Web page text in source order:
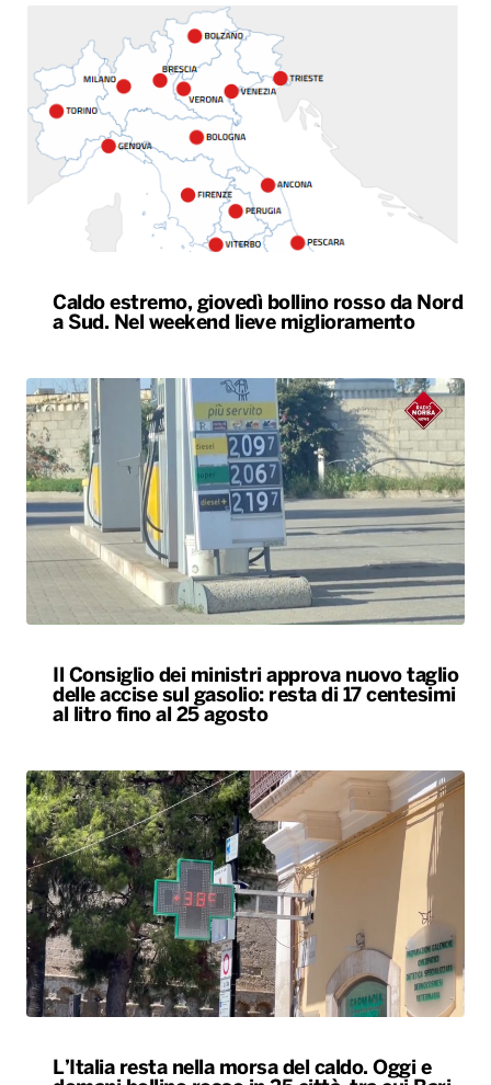
Caldo estremo, giovedì bollino rosso da Nord
a Sud. Nel weekend lieve miglioramento
Il Consiglio dei ministri approva nuovo taglio
delle accise sul gasolio: resta di 17 centesimi
al litro fino al 25 agosto
L’Italia resta nella morsa del caldo. Oggi e
domani bollino rosso in 25 città, tra cui Bari